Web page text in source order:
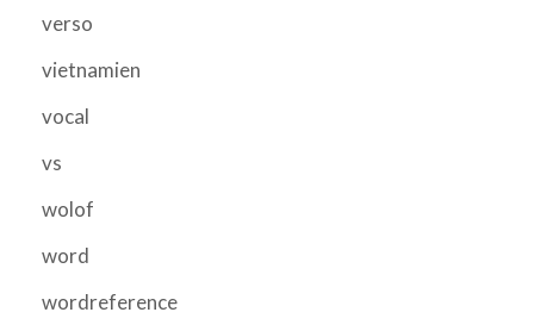
verso
vietnamien
vocal
vs
wolof
word
wordreference